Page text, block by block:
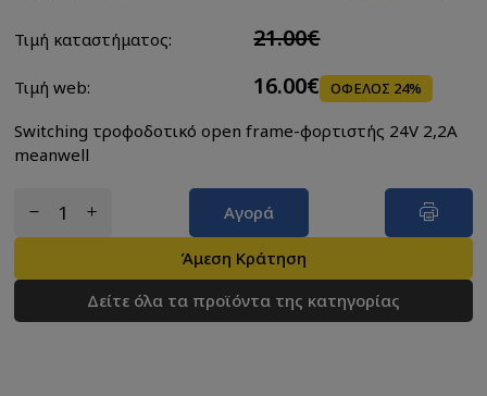
Τιμή καταστήματος: 21.00€
Τιμή web: 16.00€ ΟΦΕΛΟΣ 24%
Switching τροφοδοτικό open frame-φορτιστής 24V 2,2A
meanwell
Αγορά
Άμεση Κράτηση
Δείτε όλα τα προϊόντα της κατηγορίας